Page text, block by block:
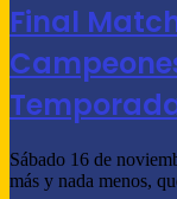
Final
Sábado 16 de
más y nada menos,